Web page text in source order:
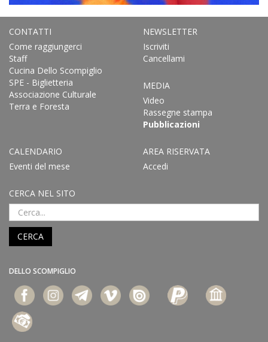
CONTATTI
Come raggiungerci
Staff
Cucina Dello Scompiglio
SPE - Biglietteria
Associazione Culturale
Terra e Foresta
NEWSLETTER
Iscriviti
Cancellami
MEDIA
Video
Rassegne stampa
Pubblicazioni
CALENDARIO
Eventi del mese
AREA RISERVATA
Accedi
CERCA NEL SITO
CERCA
DELLO SCOMPIGLIO